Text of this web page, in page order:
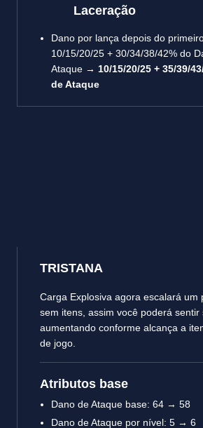
Laceração
Dano por lança depois do
10/15/20/25 + 30/34/38/42% do
Ataque → 10/15/20/25 + 35/39/
de Ataque
TRISTANA
Carga Explosiva agora escalará um
sem itens, assim você poderá sentir
aumentando conforme alcança a
de jogo.
Atributos base
Dano de Ataque base: 64 → 58
Dano de Ataque por nível: 5 → 6